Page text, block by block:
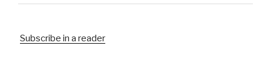
Subscribe in a reader